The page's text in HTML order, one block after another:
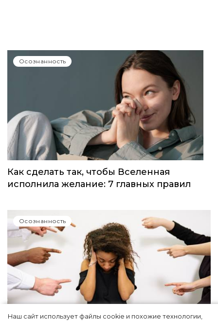
Наш сайт использует файлы cookie и похожие технологии,
Осознанность
Как сделать так, чтобы Вселенная
исполнила желание: 7 главных правил
Осознанность